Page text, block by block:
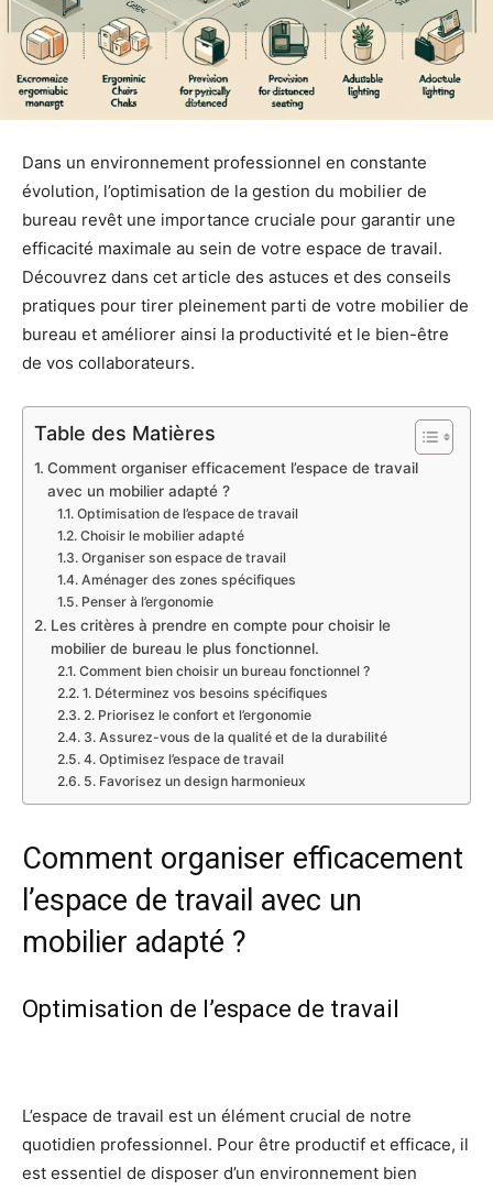
Dans un environnement professionnel en constante
évolution, l’optimisation de la gestion du mobilier de
bureau revêt une importance cruciale pour garantir une
efficacité maximale au sein de votre espace de travail.
Découvrez dans cet article des astuces et des conseils
pratiques pour tirer pleinement parti de votre mobilier de
bureau et améliorer ainsi la productivité et le bien-être
de vos collaborateurs.
Table des Matières
Comment organiser efficacement l’espace de travail
avec un mobilier adapté ?
Optimisation de l’espace de travail
Choisir le mobilier adapté
Organiser son espace de travail
Aménager des zones spécifiques
Penser à l’ergonomie
Les critères à prendre en compte pour choisir le
mobilier de bureau le plus fonctionnel.
Comment bien choisir un bureau fonctionnel ?
1. Déterminez vos besoins spécifiques
2. Priorisez le confort et l’ergonomie
3. Assurez-vous de la qualité et de la durabilité
4. Optimisez l’espace de travail
5. Favorisez un design harmonieux
Comment organiser efficacement
l’espace de travail avec un
mobilier adapté ?
Optimisation de l’espace de travail
L’espace de travail est un élément crucial de notre
quotidien professionnel. Pour être productif et efficace, il
est essentiel de disposer d’un environnement bien